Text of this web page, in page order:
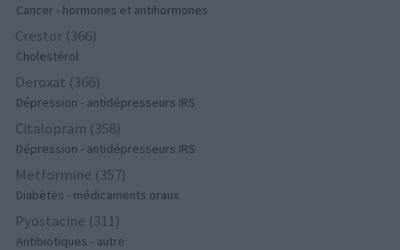
Cancer - hormones et antihormones
Crestor (366)
Cholestérol
Deroxat (366)
Dépression - antidépresseurs IRS
Citalopram (358)
Dépression - antidépresseurs IRS
Metformine (357)
Diabètes - médicaments oraux
Pyostacine (311)
Antibiotiques - autre